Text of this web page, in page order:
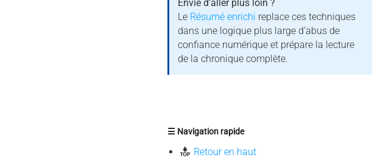
Envie d’aller plus loin ?
Le Résumé enrichi replace ces techniques
dans une logique plus large d’abus de
confiance numérique et prépare la lecture
de la chronique complète.
☰ Navigation rapide
Retour en haut